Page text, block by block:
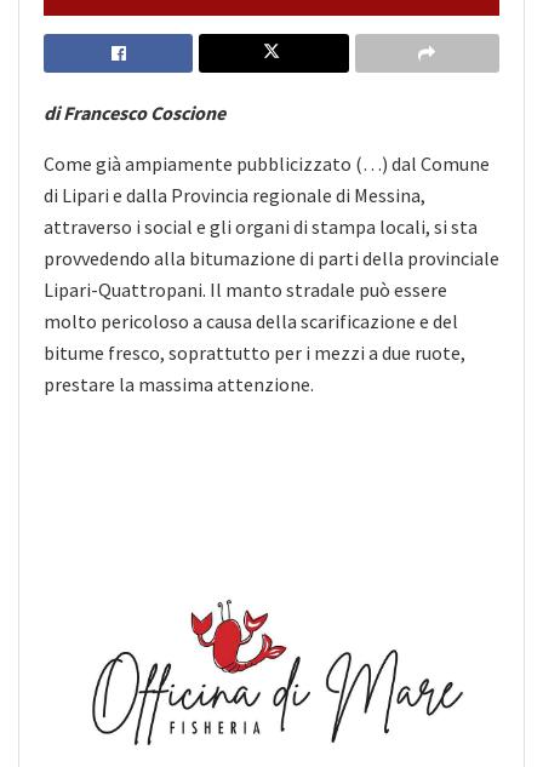
di Francesco Coscione
Come già ampiamente pubblicizzato (…) dal Comune
di Lipari e dalla Provincia regionale di Messina,
attraverso i social e gli organi di stampa locali, si sta
provvedendo alla bitumazione di parti della provinciale
Lipari-Quattropani. Il manto stradale può essere
molto pericoloso a causa della scarificazione e del
bitume fresco, soprattutto per i mezzi a due ruote,
prestare la massima attenzione.